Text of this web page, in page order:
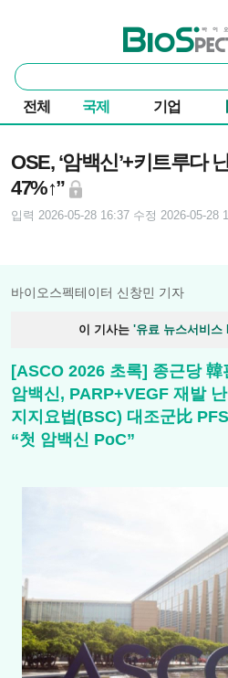
바이오스펙테이터
통
합
검
색
전체 국제 기업
OSE, ‘암백신’+키트루다
47%↑”
입력 2026-05-28 16:37 수정 2026-05-28
바이오스펙테이터 신창민 기자
이 기사는 '유료 뉴스서비스
[ASCO 2026 초록] 종근당
암백신, PARP+VEGF 재발
지지요법(BSC) 대조군比
“첫 암백신 PoC”